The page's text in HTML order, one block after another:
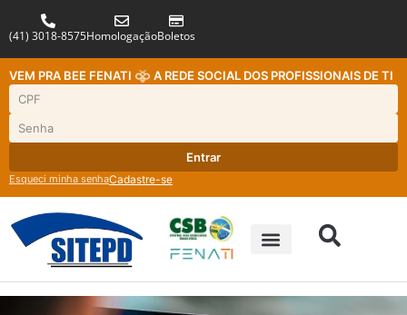
(41) 3018-8575HomologaçãoBoletos
VEM PRA BEE FENATI A REDE SOCIAL DOS PROFISSIONAIS DE TI
Entrar
Esqueci minha senhaCadastre-se